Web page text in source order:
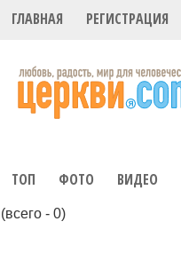
ГЛАВНАЯ РЕГИСТРАЦИЯ
ТОП ФОТО ВИДЕО
(всего - 0)